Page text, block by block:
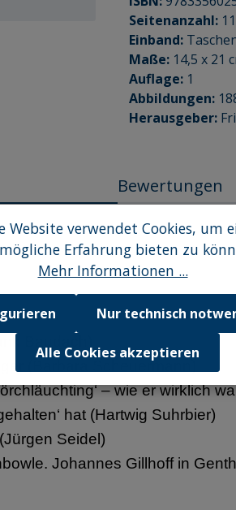
Seitenanzahl:
Einband:
Maße: 14,5 x 21
Auflage: 1
Abbildungen:
Herausgeber:
Bewertungen
Baudach)
(Barbara Scheuermann)
– wie er wirklich
hat (Hartwig Suhrbier)
(Jürgen Seidel)
Johannes Gillhoff in
Website verwendet Cookies, um
Erfahrung bieten zu
Mehr Informationen ...
Nur technisch
Alle Cookies akzeptieren